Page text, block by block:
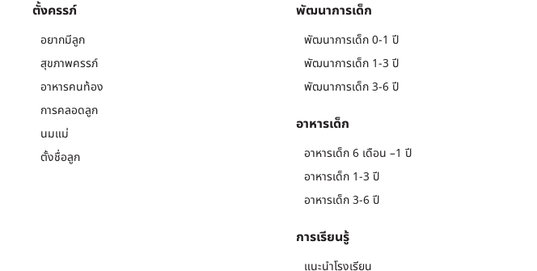
ตั้งครรภ์
อยากมีลูก
สุขภาพครรภ์
อาหารคนท้อง
การคลอดลูก
นมแม่
ตั้งชื่อลูก
พัฒนาการเด็ก
พัฒนาการเด็ก 0-1 ปี
พัฒนาการเด็ก 1-3 ปี
พัฒนาการเด็ก 3-6 ปี
อาหารเด็ก
อาหารเด็ก 6 เดือน –1 ปี
อาหารเด็ก 1-3 ปี
อาหารเด็ก 3-6 ปี
การเรียนรู้
แนะนำโรงเรียน